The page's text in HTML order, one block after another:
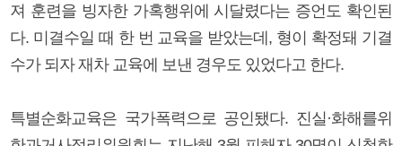
져 훈련을 빙자한 가혹행위에 시달렸다는 증언도 확인된
다. 미결수일 때 한 번 교육을 받았는데, 형이 확정돼 기결
수가 되자 재차 교육에 보낸 경우도 있었다고 한다.
특별순화교육은 국가폭력으로 공인됐다. 진실·화해를위